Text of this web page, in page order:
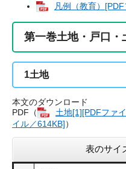
凡例（教育）
第一巻土地・戸口・
1土地
本文のダウンロード
PDF（
土地​[1][PDFファ
イル／614KB]）
表のサイ